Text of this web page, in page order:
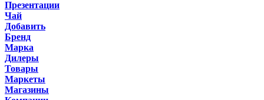
Презентации
Чай
Добавить
Бренд
Марка
Дилеры
Товары
Маркеты
Магазины